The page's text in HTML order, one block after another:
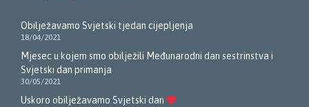
Obilježavamo Svjetski tjedan cijepljenja
18/04/2021
Mjesec u kojem smo obilježili Međunarodni dan sestrinstva i
Svjetski dan primanja
30/05/2021
Uskoro obilježavamo Svjetski dan